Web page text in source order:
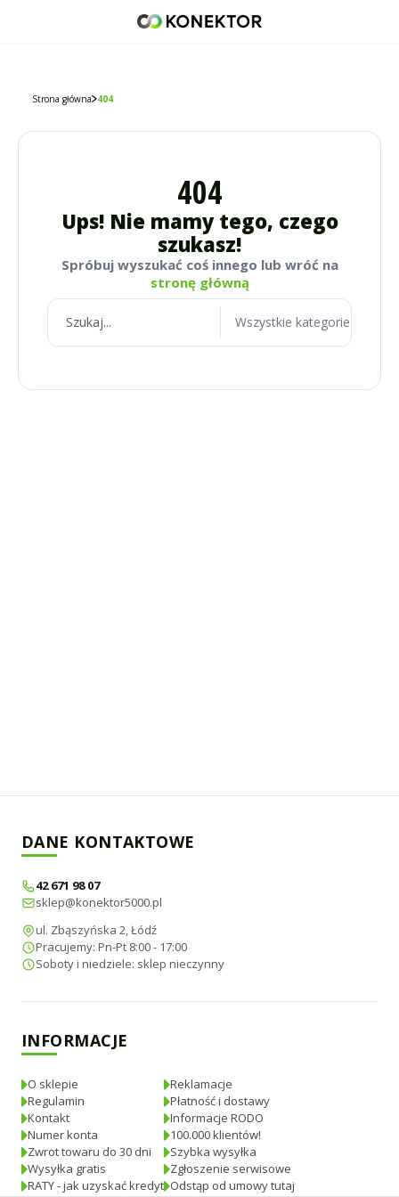
Strona główna 404
404
Ups! Nie mamy tego, czego
szukasz!
Spróbuj wyszukać coś innego lub wróć na
stronę główną
DANE KONTAKTOWE
42 671 98 07
sklep@konektor5000.pl
ul. Zbąszyńska 2, Łódź
Pracujemy: Pn-Pt 8:00 - 17:00
Soboty i niedziele: sklep nieczynny
INFORMACJE
O sklepie
Regulamin
Kontakt
Numer konta
Zwrot towaru do 30 dni
Wysyłka gratis
RATY - jak uzyskać kredyt
Reklamacje
Płatność i dostawy
Informacje RODO
100.000 klientów!
Szybka wysyłka
Zgłoszenie serwisowe
Odstąp od umowy tutaj